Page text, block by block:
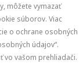
môžete vymazať
súborov. Viac
o ochrane osobných
údajov“.
vo vašom prehliadači.